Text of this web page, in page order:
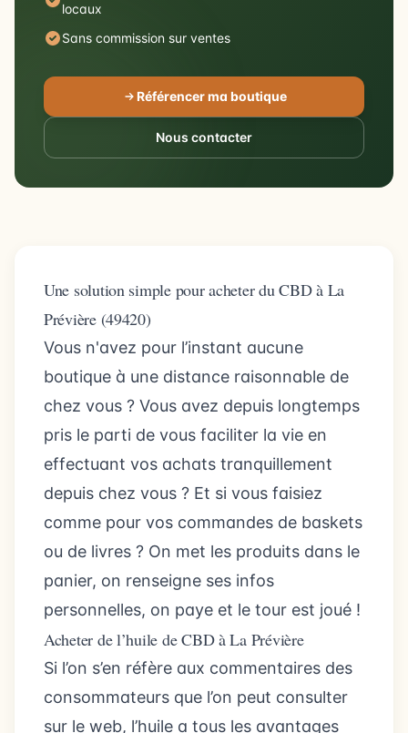
locaux
Sans commission sur ventes
Référencer ma boutique
Nous contacter
Une solution simple pour acheter du CBD à La
Prévière (49420)
Vous n'avez pour l’instant aucune
boutique à une distance raisonnable de
chez vous ? Vous avez depuis longtemps
pris le parti de vous faciliter la vie en
effectuant vos achats tranquillement
depuis chez vous ? Et si vous faisiez
comme pour vos commandes de baskets
ou de livres ? On met les produits dans le
panier, on renseigne ses infos
personnelles, on paye et le tour est joué !
Acheter de l’huile de CBD à La Prévière
Si l’on s’en réfère aux commentaires des
consommateurs que l’on peut consulter
sur le web, l’huile a tous les avantages